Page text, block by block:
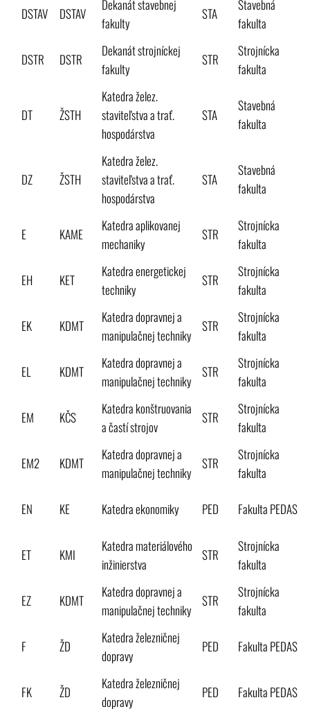
DSTAV DSTAV
Dekanát stavebnej
fakulty
STA
Stavebná
fakulta
DSTR DSTR
Dekanát strojníckej
fakulty
STR
Strojnícka
fakulta
DT ŽSTH
Katedra želez.
staviteľstva a trať.
hospodárstva
STA
Stavebná
fakulta
DZ ŽSTH
Katedra želez.
staviteľstva a trať.
hospodárstva
STA
Stavebná
fakulta
E KAME
Katedra aplikovanej
mechaniky
STR
Strojnícka
fakulta
EH KET
Katedra energetickej
techniky
STR
Strojnícka
fakulta
EK KDMT
Katedra dopravnej a
manipulačnej techniky
STR
Strojnícka
fakulta
EL KDMT
Katedra dopravnej a
manipulačnej techniky
STR
Strojnícka
fakulta
EM KČS
Katedra konštruovania
a častí strojov
STR
Strojnícka
fakulta
EM2 KDMT
Katedra dopravnej a
manipulačnej techniky
STR
Strojnícka
fakulta
EN KE Katedra ekonomiky PED Fakulta PEDAS
ET KMI
Katedra materiálového
inžinierstva
STR
Strojnícka
fakulta
EZ KDMT
Katedra dopravnej a
manipulačnej techniky
STR
Strojnícka
fakulta
F ŽD
Katedra železničnej
dopravy
PED Fakulta PEDAS
FK ŽD
Katedra železničnej
dopravy
PED Fakulta PEDAS